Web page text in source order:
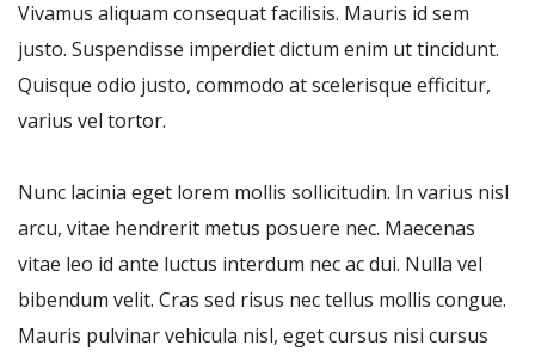
Vivamus aliquam consequat facilisis. Mauris id sem
justo. Suspendisse imperdiet dictum enim ut tincidunt.
Quisque odio justo, commodo at scelerisque efficitur,
varius vel tortor.
Nunc lacinia eget lorem mollis sollicitudin. In varius nisl
arcu, vitae hendrerit metus posuere nec. Maecenas
vitae leo id ante luctus interdum nec ac dui. Nulla vel
bibendum velit. Cras sed risus nec tellus mollis congue.
Mauris pulvinar vehicula nisl, eget cursus nisi cursus